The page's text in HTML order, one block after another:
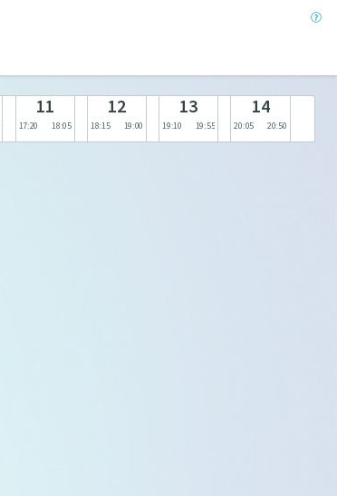
11
17:20 18:05
12
18:15 19:00
13
19:10 19:55
14
20:05 20:50